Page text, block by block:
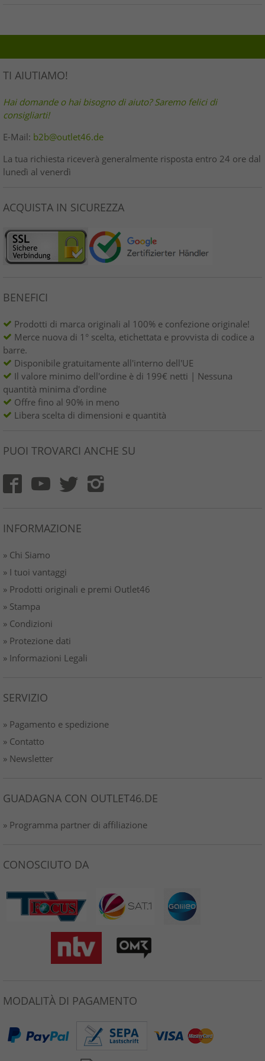
TI AIUTIAMO!
Hai domande o hai bisogno di aiuto? Saremo felici di
consigliarti!
E-Mail: b2b@outlet46.de
La tua richiesta riceverà generalmente risposta entro 24 ore dal
lunedì al venerdì
ACQUISTA IN SICUREZZA
BENEFICI
Prodotti di marca originali al 100% e confezione originale!
Merce nuova di 1° scelta, etichettata e provvista di codice a
barre.
Disponibile gratuitamente all'interno dell'UE
Il valore minimo dell'ordine è di 199€ netti | Nessuna
quantità minima d'ordine
Offre fino al 90% in meno
Libera scelta di dimensioni e quantità
PUOI TROVARCI ANCHE SU
INFORMAZIONE
» Chi Siamo
» I tuoi vantaggi
» Prodotti originali e premi Outlet46
» Stampa
» Condizioni
» Protezione dati
» Informazioni Legali
SERVIZIO
» Pagamento e spedizione
» Contatto
» Newsletter
GUADAGNA CON OUTLET46.DE
» Programma partner di affiliazione
CONOSCIUTO DA
MODALITÀ DI PAGAMENTO